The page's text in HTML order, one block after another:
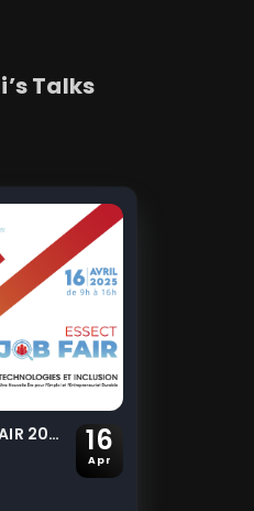
’s Talks
ESSECT JOB FAIR 2025: Technologies & Inclusion 16
Apr